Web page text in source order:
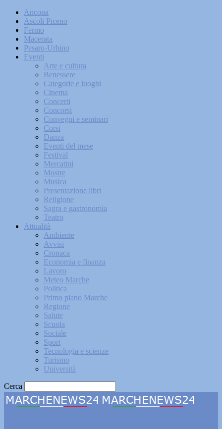
Ancona
Ascoli Piceno
Fermo
Macerata
Pesaro-Urbino
Eventi
Arte e cultura
Benessere
Categorie e luoghi
Cinema
Concerti
Concorsi
Convegni e seminari
Corsi
Danza
Eventi del mese
Festival
Mercatini
Mostre
Musica
Presentazione libri
Religione
Sagra e gastronomia
Teatro
Attualità
Ambiente
Avvisi
Cronaca
Economia e finanza
Lavoro
Meteo Marche
Politica
Primo piano Marche
Regione
Salute
Scuola
Sociale
Sport
Tecnologia e scienze
Turismo
Università
Cerca